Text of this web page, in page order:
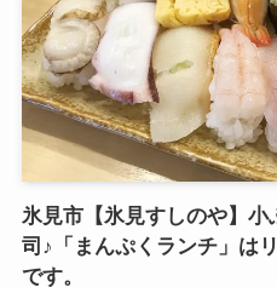
氷見市【氷見すしのや】
司♪「まんぷくランチ」は
です。